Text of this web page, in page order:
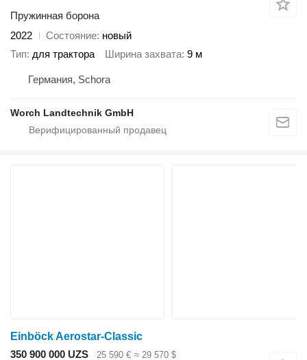
Пружинная борона
2022
Состояние новый
Тип для трактора Ширина захвата 9 м
Германия, Schora
Worch Landtechnik GmbH
Einböck Aerostar-Classic
350 900 000 UZS
25 590 € ≈ 29 570 $